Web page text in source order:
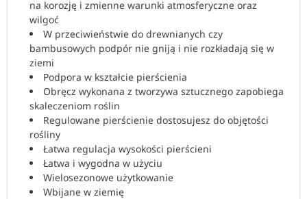
na korozję i zmienne warunki atmosferyczne oraz
wilgoć
W przeciwieństwie do drewnianych czy
bambusowych podpór nie gniją i nie rozkładają się w
ziemi
Podpora w kształcie pierścienia
Obręcz wykonana z tworzywa sztucznego zapobiega
skaleczeniom roślin
Regulowane pierścienie dostosujesz do objętości
rośliny
Łatwa regulacja wysokości pierścieni
Łatwa i wygodna w użyciu
Wielosezonowe użytkowanie
Wbijane w ziemię